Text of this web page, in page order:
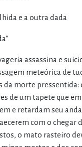
e a outra dada
assassina e
meteórica de
da morte pressentida:
de um tapete que
e retardam seu
com o chegar
o mato rasteiro